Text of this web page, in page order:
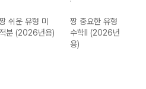
쉬운 유형 미
적분 (2026년용)
짱 중요한 유형
수학II (2026년
용)